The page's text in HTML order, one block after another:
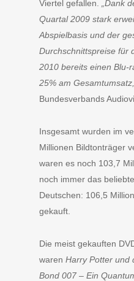
Viertel gefallen.
„Dank
Quartal 2009 stark
Abspielbasis und der
Durchschnittspreise für
2010 bereits einen Blu-
25% am
Bundesverbands
Insgesamt wurden im
Millionen Bildtonträger
waren es noch 103,7
noch immer das
Deutschen: 106,5
gekauft.
Die meist gekauften
waren Harry Potter und
Bond 007 – Ein